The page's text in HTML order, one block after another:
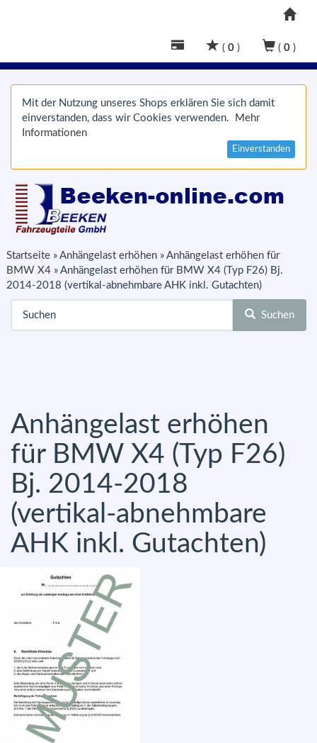
( 0 ) ( 0 )
Mit der Nutzung unseres Shops erklären Sie sich damit
einverstanden, dass wir Cookies verwenden.
Mehr
Informationen
Einverstanden
Startseite » Anhängelast erhöhen » Anhängelast erhöhen für
BMW X4 » Anhängelast erhöhen für BMW X4 (Typ F26) Bj.
2014-2018 (vertikal-abnehmbare AHK inkl. Gutachten)
Suchen
Anhängelast erhöhen
für BMW X4 (Typ F26)
Bj. 2014-2018
(vertikal-abnehmbare
AHK inkl. Gutachten)